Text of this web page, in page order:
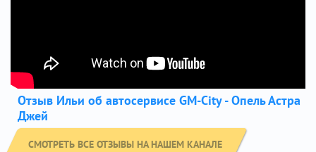
Отзыв Ильи об автосервисе GM-City - Опель Астра
Джей
СМОТРЕТЬ ВСЕ ОТЗЫВЫ НА НАШЕМ КАНАЛЕ